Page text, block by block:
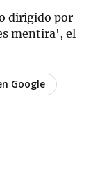
dirigido por
mentira', el
Google